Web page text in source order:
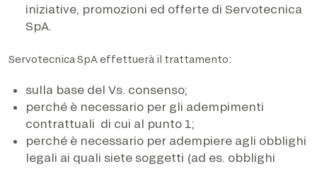
iniziative, promozioni ed offerte di Servotecnica
SpA.
Servotecnica SpA effettuerà il trattamento:
sulla base del Vs. consenso;
perché è necessario per gli adempimenti
contrattuali di cui al punto 1;
perché è necessario per adempiere agli obblighi
legali ai quali siete soggetti (ad es. obblighi